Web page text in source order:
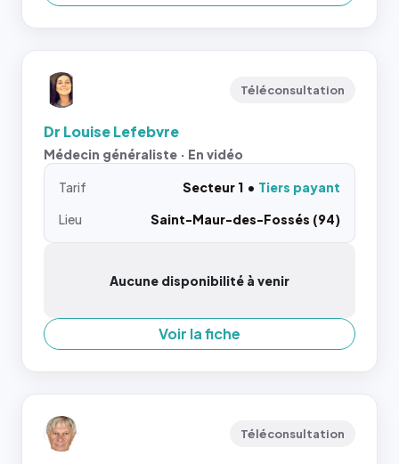
Téléconsultation
Dr Louise Lefebvre
Médecin généraliste · En vidéo
Tarif Secteur 1
Tiers payant
Lieu
Saint-Maur-des-Fossés (94)
Aucune disponibilité à venir
Voir la fiche
Téléconsultation